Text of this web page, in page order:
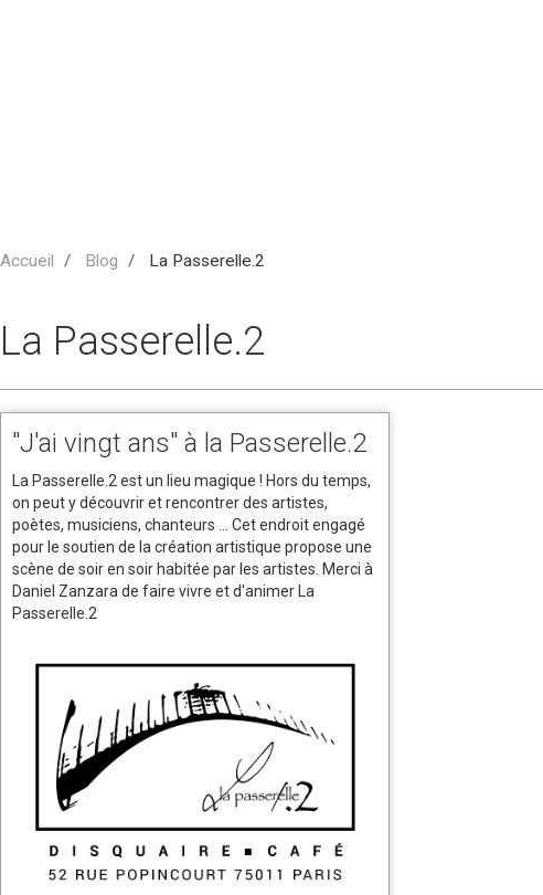
Accueil Blog La Passerelle.2
La Passerelle.2
"J'ai vingt ans" à la Passerelle.2
La Passerelle.2 est un lieu magique ! Hors du temps,
on peut y découvrir et rencontrer des artistes,
poètes, musiciens, chanteurs ... Cet endroit engagé
pour le soutien de la création artistique propose une
scène de soir en soir habitée par les artistes. Merci à
Daniel Zanzara de faire vivre et d'animer La
Passerelle.2